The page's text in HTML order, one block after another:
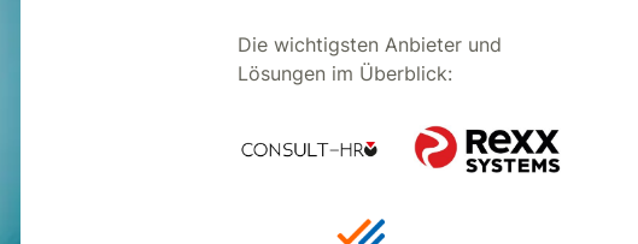
Die wichtigsten Anbieter und
Lösungen im Überblick: